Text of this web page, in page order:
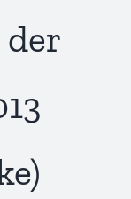
der